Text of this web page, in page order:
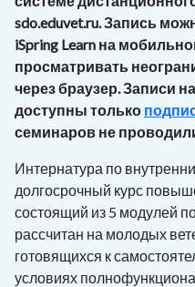
sdo.eduvet.ru. Запись
iSpring Learn на
просматривать
через браузер. Записи
доступны только
семинаров не
Интернатура по
долгосрочный курс
состоящий из 5 модулей
рассчитан на молодых
готовящихся к
условиях